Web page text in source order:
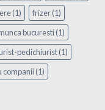
(1) frizer(1)
bucuresti(1)
pedichiurist(1)
companii(1)